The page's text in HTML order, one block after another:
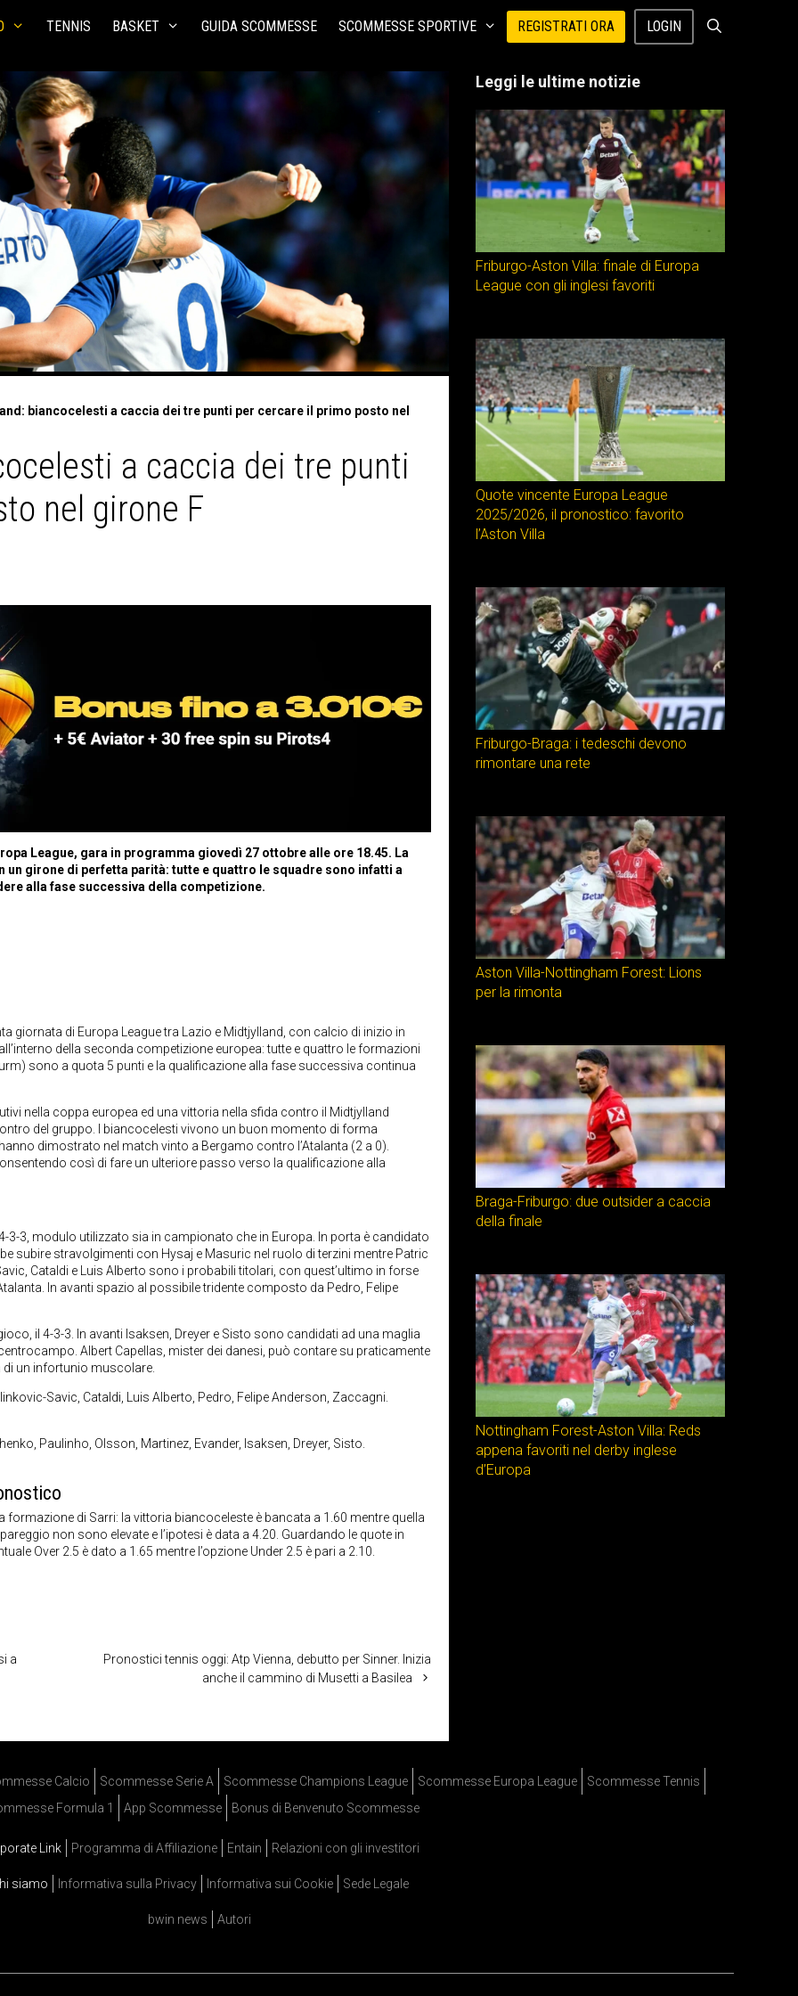
TENNIS BASKET GUIDA SCOMMESSE SCOMMESSE SPORTIVE REGISTRATI ORA LOGIN
biancocelesti a caccia dei tre punti per cercare il primo posto nel
a caccia dei tre punti
nel girone F
League, gara in programma giovedì 27 ottobre alle ore 18.45. La
girone di perfetta parità: tutte e quattro le squadre sono infatti a
alla fase successiva della competizione.
giornata di Europa League tra Lazio e Midtjylland, con calcio di inizio in
della seconda competizione europea: tutte e quattro le formazioni
sono a quota 5 punti e la qualificazione alla fase successiva continua
nella coppa europea ed una vittoria nella sfida contro il Midtjylland
del gruppo. I biancocelesti vivono un buon momento di forma
dimostrato nel match vinto a Bergamo contro l’Atalanta (2 a 0).
così di fare un ulteriore passo verso la qualificazione alla
3, modulo utilizzato sia in campionato che in Europa. In porta è candidato
subire stravolgimenti con Hysaj e Masuric nel ruolo di terzini mentre Patric
Cataldi e Luis Alberto sono i probabili titolari, con quest’ultimo in forse
In avanti spazio al possibile tridente composto da Pedro, Felipe
il 4-3-3. In avanti Isaksen, Dreyer e Sisto sono candidati ad una maglia
Albert Capellas, mister dei danesi, può contare su praticamente
un infortunio muscolare.
Savic, Cataldi, Luis Alberto, Pedro, Felipe Anderson, Zaccagni.
Paulinho, Olsson, Martinez, Evander, Isaksen, Dreyer, Sisto.
formazione di Sarri: la vittoria biancoceleste è bancata a 1.60 mentre quella
non sono elevate e l’ipotesi è data a 4.20. Guardando le quote in
Over 2.5 è dato a 1.65 mentre l’opzione Under 2.5 è pari a 2.10.
a
Pronostici tennis oggi: Atp Vienna, debutto per Sinner. Inizia
anche il cammino di Musetti a Basilea
Leggi le ultime notizie
Friburgo-Aston Villa: finale di Europa
League con gli inglesi favoriti
Quote vincente Europa League
2025/2026, il pronostico: favorito
l’Aston Villa
Friburgo-Braga: i tedeschi devono
rimontare una rete
Aston Villa-Nottingham Forest: Lions
per la rimonta
Braga-Friburgo: due outsider a caccia
della finale
Nottingham Forest-Aston Villa: Reds
appena favoriti nel derby inglese
d’Europa
Calcio Scommesse Serie A Scommesse Champions League Scommesse Europa League
Scommesse Tennis
Formula 1
App Scommesse Bonus di Benvenuto Scommesse
Link Programma di Affiliazione Entain Relazioni con gli investitori
siamo Informativa sulla Privacy Informativa sui Cookie Sede Legale
bwin news Autori